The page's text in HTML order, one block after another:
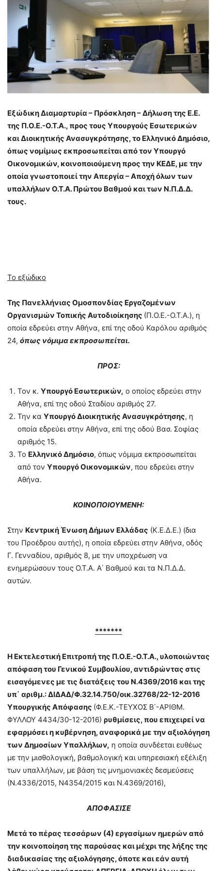
Εξώδικη Διαμαρτυρία – Πρόσκληση – Δήλωση της Ε.Ε.
της Π.Ο.Ε.-Ο.Τ.Α., προς τους Υπουργούς Εσωτερικών
και Διοικητικής Ανασυγκρότησης, το Ελληνικό Δημόσιο,
όπως νομίμως εκπροσωπείται από τον Υπουργό
Οικονομικών, κοινοποιούμενη προς την ΚΕΔΕ, με την
οποία γνωστοποιεί την Απεργία – Αποχή όλων των
υπαλλήλων Ο.Τ.Α. Πρώτου Βαθμού και των Ν.Π.Δ.Δ.
τους.
Το εξώδικο
Της Πανελλήνιας Ομοσπονδίας Εργαζομένων
Οργανισμών Τοπικής Αυτοδιοίκησης (Π.Ο.Ε.-Ο.Τ.Α.), η
οποία εδρεύει στην Αθήνα, επί της οδού Καρόλου αριθμός
24, όπως νόμιμα εκπροσωπείται.
ΠΡΟΣ:
Τον κ. Υπουργό Εσωτερικών, ο οποίος εδρεύει στην
Αθήνα, επί της οδού Σταδίου αριθμός 27.
Την κα Υπουργό Διοικητικής Ανασυγκρότησης, η
οποία εδρεύει στην Αθήνα, επί της οδού Βασ. Σοφίας
αριθμός 15.
Το Ελληνικό Δημόσιο, όπως νόμιμα εκπροσωπείται
από τον Υπουργό Οικονομικών, που εδρεύει στην
Αθήνα.
ΚΟΙΝΟΠΟΙΟΥΜΕΝΗ:
Στην Κεντρική Ένωση Δήμων Ελλάδας (Κ.Ε.Δ.Ε.) (δια
του Προέδρου αυτής), η οποία εδρεύει στην Αθήνα, οδός
Γ. Γενναδίου, αριθμός 8, με την υποχρέωση να
ενημερώσουν τους Ο.Τ.Α. Α΄ Βαθμού και τα Ν.Π.Δ.Δ.
αυτών.
*******
Η Εκτελεστική Επιτροπή της Π.Ο.Ε.-Ο.Τ.Α., υλοποιώντας
απόφαση του Γενικού Συμβουλίου, αντιδρώντας στις
εισαγόμενες με τις διατάξεις του Ν.4369/2016 και της
υπ΄ αριθμ.: ΔΙΔΑΔ/Φ.32.14.750/οικ.32768/22-12-2016
Υπουργικής Απόφασης (Φ.Ε.Κ.-ΤΕΥΧΟΣ Β΄-ΑΡΙΘΜ.
ΦΥΛΛΟΥ 4434/30-12-2016) ρυθμίσεις, που επιχειρεί να
εφαρμόσει η κυβέρνηση, αναφορικά με την αξιολόγηση
των Δημοσίων Υπαλλήλων, η οποία συνδέεται ευθέως
με την μισθολογική, βαθμολογική και υπηρεσιακή εξέλιξη
των υπαλλήλων, με βάση τις μνημονιακές δεσμεύσεις
(Ν.4336/2015, Ν4354/2015 και Ν.4369/2016),
ΑΠΟΦΑΣΙΣΕ
Μετά το πέρας τεσσάρων (4) εργασίμων ημερών από
την κοινοποίηση της παρούσας και μέχρι της λήξης της
διαδικασίας της αξιολόγησης, όποτε και εάν αυτή